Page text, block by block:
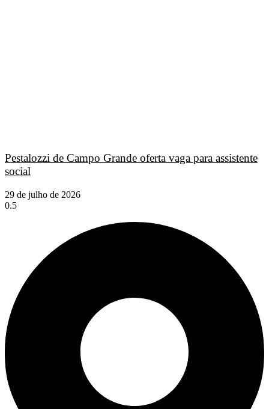
Pestalozzi de Campo Grande oferta vaga para assistente
social
29 de julho de 2026